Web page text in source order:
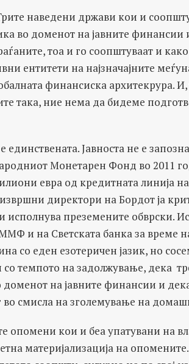
наведени држави кои и
во доменот на јавните финансии
тоа и го соопштуваат и
ентитети на најзначајните
финансиска архитекрура.
така, ние нема да бидеме
Јавноста не е
Монетарен Фонд во 2011
евра од кредитната линија
директори на Бордот ја
исполнува преземените обврски.
и на Светската банка за време
со еден езотеричен јазик, но
со темпото на задолжување, дека
на јавните финансии и
во смисла на зголемување на
опомени кои и беа упатувани на
материјализација на